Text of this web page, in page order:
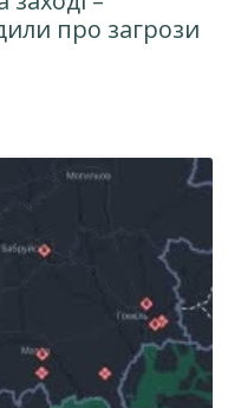
про загрози